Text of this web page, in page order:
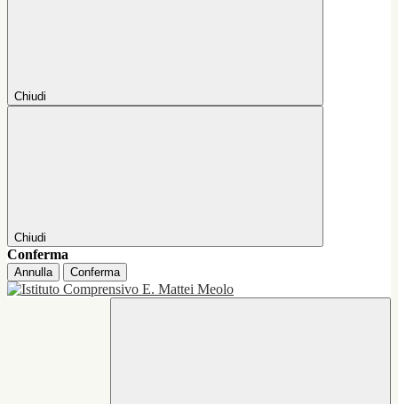
Chiudi
Chiudi
Conferma
Annulla Conferma